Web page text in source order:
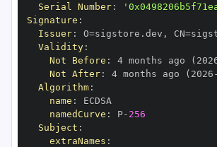
Serial Number:
Signature :
Issuer: O=sigstore.dev ,
Validity:
Not Before : 4 months ago
Not After: 4 months ago (2026 -
Algorithm:
name :
namedCurve : P- 256
Subject :
extraNames :